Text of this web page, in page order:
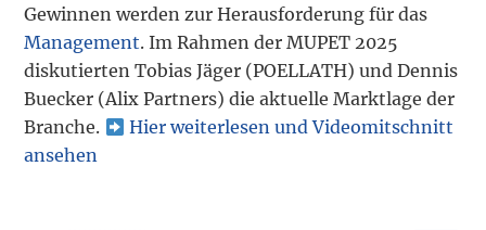
Gewinnen werden zur Herausforderung für das
Management. Im Rahmen der MUPET 2025
diskutierten Tobias Jäger (POELLATH) und Dennis
Buecker (Alix Partners) die aktuelle Marktlage der
Branche.
Hier weiterlesen und Videomitschnitt
ansehen